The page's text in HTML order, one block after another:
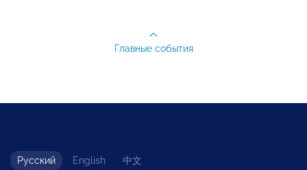
Главные события
Русский English 中文